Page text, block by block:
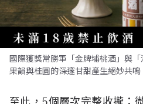
國際獲獎常勝軍「金牌埔桃酒」與
果韻與桂圓的深邃甘甜產生絕妙共鳴